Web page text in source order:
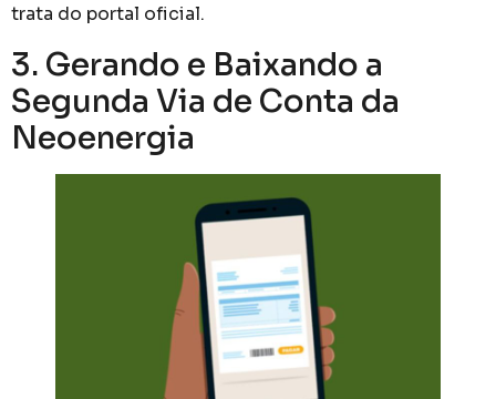
trata do portal oficial.
3. Gerando e Baixando a
Segunda Via de Conta da
Neoenergia